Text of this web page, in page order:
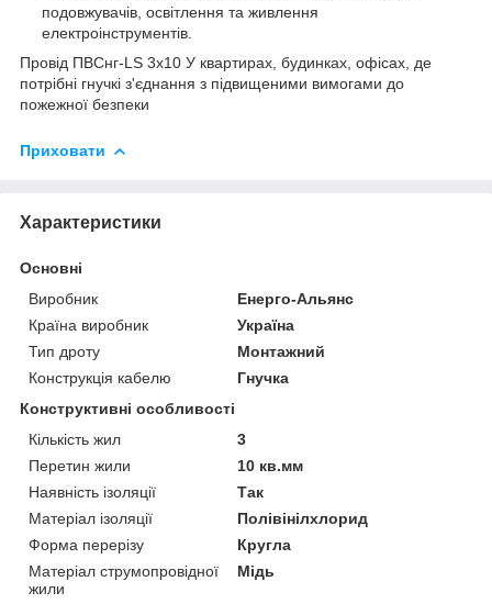
подовжувачів, освітлення та живлення
електроінструментів.
Провід ПВСнг-LS 3х10 У квартирах, будинках, офісах, де
потрібні гнучкі з'єднання з підвищеними вимогами до
пожежної безпеки
Приховати
Характеристики
Основні
Виробник
Енерго-Альянс
Країна виробник
Україна
Тип дроту
Монтажний
Конструкція кабелю
Гнучка
Конструктивні особливості
Кількість жил
3
Перетин жили
10 кв.мм
Наявність ізоляції
Так
Матеріал ізоляції
Полівінілхлорид
Форма перерізу
Кругла
Матеріал струмопровідної
жили
Мідь